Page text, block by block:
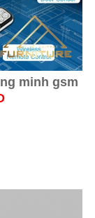
minh gsm